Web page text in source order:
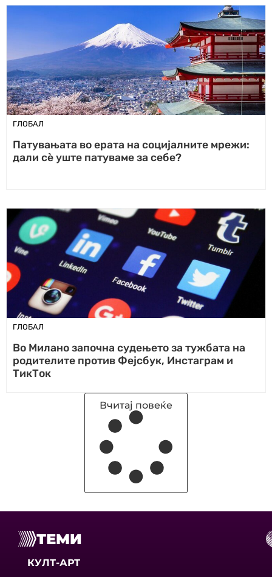
ГЛОБАЛ
Патувањата во ерата на социјалните мрежи:
дали сè уште патуваме за себе?
ГЛОБАЛ
Во Милано започна судењето за тужбата на
родителите против Фејсбук, Инстаграм и
ТикТок
Вчитај повеќе
ТЕМИ
КУЛТ-АРТ